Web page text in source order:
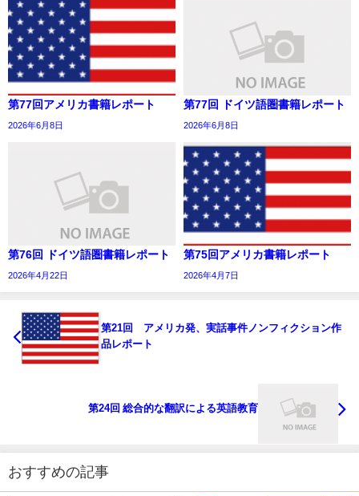
第77回アメリカ書籍レポート
2026年6月8日
第77回 ドイツ語圏書籍レポート
2026年6月8日
第76回 ドイツ語圏書籍レポート
2026年4月22日
第75回アメリカ書籍レポート
2026年4月7日
第21回 アメリカ発、実話事件ノンフィクション作
品レポート
第24回 総合的な翻訳による英語教育
おすすめの記事